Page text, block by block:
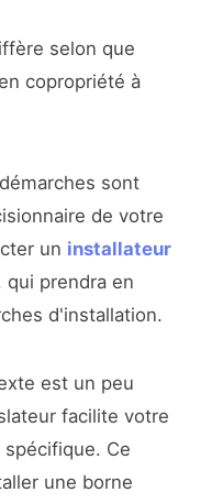
selon que
copropriété à
sont
de votre
un installateur
qui prendra en
d'installation.
est un peu
facilite votre
Ce
une borne